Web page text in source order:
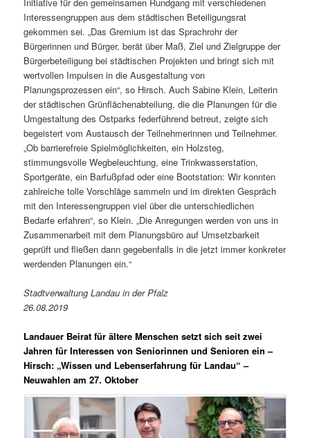
Interessengruppen aus dem städtischen Beteiligungsrat
gekommen sei. „Das Gremium ist das Sprachrohr der
Bürgerinnen und Bürger, berät über Maß, Ziel und Zielgruppe der
Bürgerbeteiligung bei städtischen Projekten und bringt sich mit
wertvollen Impulsen in die Ausgestaltung von
Planungsprozessen ein“, so Hirsch. Auch Sabine Klein, Leiterin
der städtischen Grünflächenabteilung, die die Planungen für die
Umgestaltung des Ostparks federführend betreut, zeigte sich
begeistert vom Austausch der Teilnehmerinnen und Teilnehmer.
„Ob barrierefreie Spielmöglichkeiten, ein Holzsteg,
stimmungsvolle Wegbeleuchtung, eine Trinkwasserstation,
Sportgeräte, ein Barfußpfad oder eine Bootstation: Wir konnten
zahlreiche tolle Vorschläge sammeln und im direkten Gespräch
mit den Interessengruppen viel über die unterschiedlichen
Bedarfe erfahren“, so Klein. „Die Anregungen werden von uns in
Zusammenarbeit mit dem Planungsbüro auf Umsetzbarkeit
geprüft und fließen dann gegebenfalls in die jetzt immer konkreter
werdenden Planungen ein.“
Stadtverwaltung Landau in der Pfalz
26.08.2019
Landauer Beirat für ältere Menschen setzt sich seit zwei
Jahren für Interessen von Seniorinnen und Senioren ein –
Hirsch: „Wissen und Lebenserfahrung für Landau“ –
Neuwahlen am 27. Oktober